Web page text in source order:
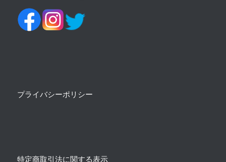
プライバシーポリシー
特定商取引法に関する表示